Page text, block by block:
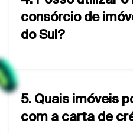
consórcio de
do Sul?
5. Quais imóveis
com a carta de